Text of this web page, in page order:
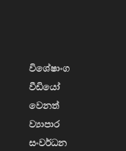
විශේෂාංග
වීඩියෝ
වෙනත්
ව්‍යාපාර
සංවර්ධන